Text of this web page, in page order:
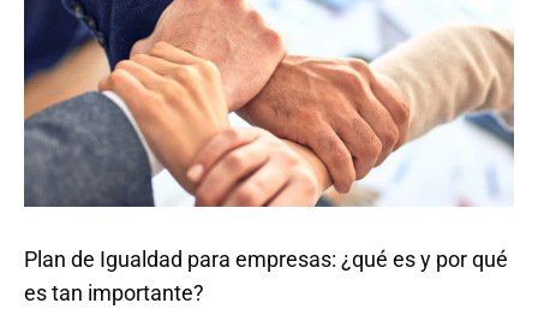
Plan de Igualdad para empresas: ¿qué es y por qué
es tan importante?